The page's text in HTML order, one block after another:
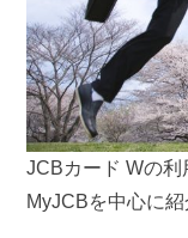
JCBカード Wの利
MyJCBを中心に紹